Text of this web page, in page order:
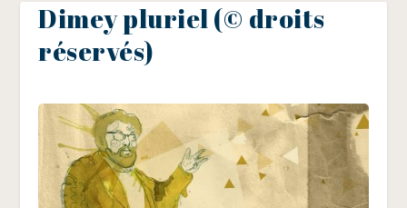
Dimey pluriel (© droits
réservés)